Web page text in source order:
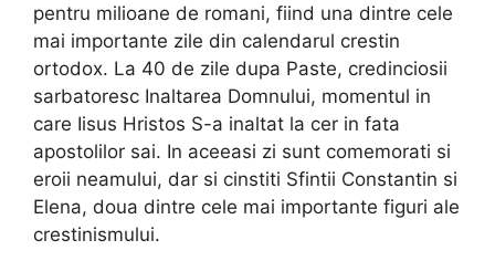
pentru milioane de romani, fiind una dintre cele
mai importante zile din calendarul crestin
ortodox. La 40 de zile dupa Paste, credinciosii
sarbatoresc Inaltarea Domnului, momentul in
care Iisus Hristos S-a inaltat la cer in fata
apostolilor sai. In aceeasi zi sunt comemorati si
eroii neamului, dar si cinstiti Sfintii Constantin si
Elena, doua dintre cele mai importante figuri ale
crestinismului.